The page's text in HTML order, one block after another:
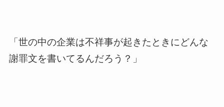
「世の中の企業は不祥事が起きたときにどんな
謝罪文を書いてるんだろう？」